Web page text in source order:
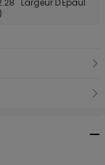
Largeur D'Epaul